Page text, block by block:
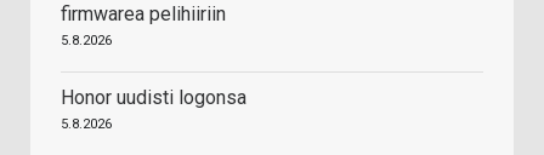
firmwarea pelihiiriin
5.8.2026
Honor uudisti logonsa
5.8.2026